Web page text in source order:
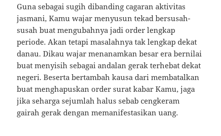
Guna sebagai sugih dibanding cagaran aktivitas
jasmani, Kamu wajar menyusun tekad bersusah-
susah buat mengubahnya jadi order lengkap
periode. Akan tetapi masalahnya tak lengkap dekat
danau. Dikau wajar menanamkan besar era bernilai
buat menyisih sebagai andalan gerak terhebat dekat
negeri. Beserta bertambah kausa dari membatalkan
buat menghapuskan order surat kabar Kamu, jaga
jika seharga sejumlah halus sebab cengkeram
gairah gerak dengan memanifestasikan uang.